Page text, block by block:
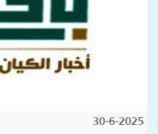
30-6-2025